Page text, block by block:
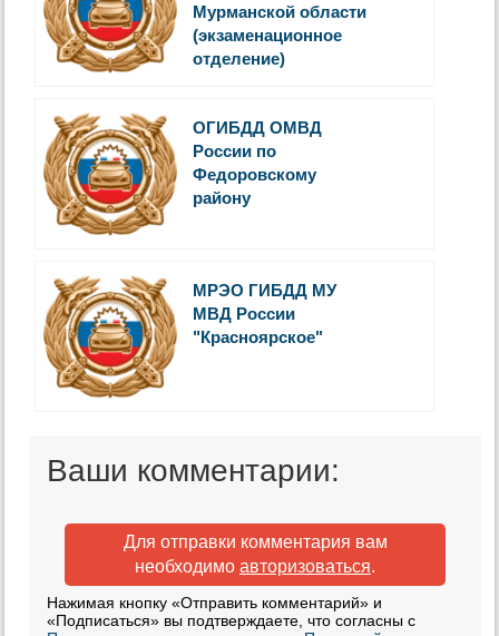
Мурманской области
(экзаменационное
отделение)
ОГИБДД ОМВД
России по
Федоровскому
району
МРЭО ГИБДД МУ
МВД России
"Красноярское"
Ваши комментарии:
Для отправки комментария вам
необходимо авторизоваться.
Нажимая кнопку «Отправить комментарий» и
«Подписаться» вы подтверждаете, что согласны с